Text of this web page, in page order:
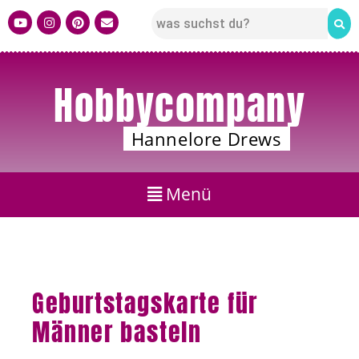
Hobbycompany
Hannelore Drews
Geburtstagskarte für
Männer basteln